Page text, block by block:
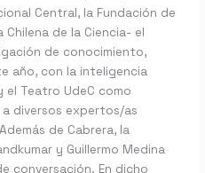
Central, la Fundación de
de la Ciencia- el
de conocimiento,
año, con la inteligencia
Teatro UdeC como
a diversos expertos/as
de Cabrera, la
y Guillermo Medina
conversación. En dicho